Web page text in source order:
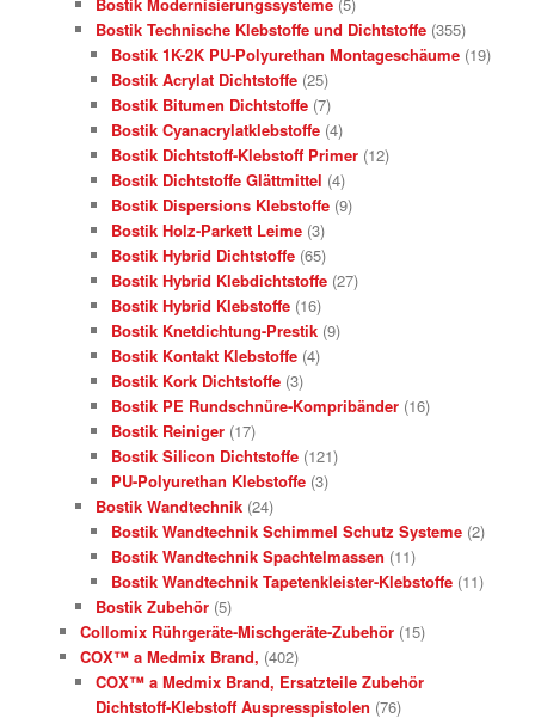
Bostik Technische Klebstoffe und Dichtstoffe (355)
Bostik 1K-2K PU-Polyurethan Montageschäume (19)
Bostik Acrylat Dichtstoffe (25)
Bostik Bitumen Dichtstoffe (7)
Bostik Cyanacrylatklebstoffe (4)
Bostik Dichtstoff-Klebstoff Primer (12)
Bostik Dichtstoffe Glättmittel (4)
Bostik Dispersions Klebstoffe (9)
Bostik Holz-Parkett Leime (3)
Bostik Hybrid Dichtstoffe (65)
Bostik Hybrid Klebdichtstoffe (27)
Bostik Hybrid Klebstoffe (16)
Bostik Knetdichtung-Prestik (9)
Bostik Kontakt Klebstoffe (4)
Bostik Kork Dichtstoffe (3)
Bostik PE Rundschnüre-Kompribänder (16)
Bostik Reiniger (17)
Bostik Silicon Dichtstoffe (121)
PU-Polyurethan Klebstoffe (3)
Bostik Wandtechnik (24)
Bostik Wandtechnik Schimmel Schutz Systeme (2)
Bostik Wandtechnik Spachtelmassen (11)
Bostik Wandtechnik Tapetenkleister-Klebstoffe (11)
Bostik Zubehör (5)
Collomix Rührgeräte-Mischgeräte-Zubehör (15)
COX™ a Medmix Brand, (402)
COX™ a Medmix Brand, Ersatzteile Zubehör
Dichtstoff-Klebstoff Auspresspistolen (76)